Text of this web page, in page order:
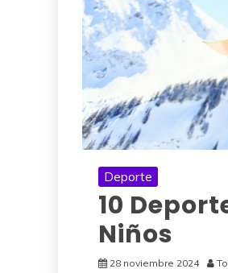
Deporte
10
Niños
28 noviembre 2024